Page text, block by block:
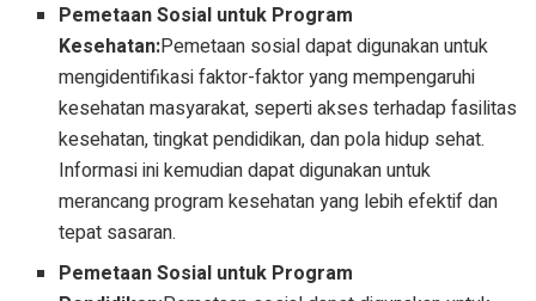
Pemetaan Sosial untuk Program
Kesehatan:Pemetaan sosial dapat digunakan untuk
mengidentifikasi faktor-faktor yang mempengaruhi
kesehatan masyarakat, seperti akses terhadap fasilitas
kesehatan, tingkat pendidikan, dan pola hidup sehat.
Informasi ini kemudian dapat digunakan untuk
merancang program kesehatan yang lebih efektif dan
tepat sasaran.
Pemetaan Sosial untuk Program